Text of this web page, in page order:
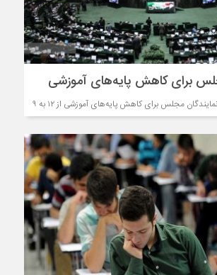
برای کاهش پایه‌های آموزشی
مجلس برای کاهش پایه‌های آموزشی از ۱۲ به ۹